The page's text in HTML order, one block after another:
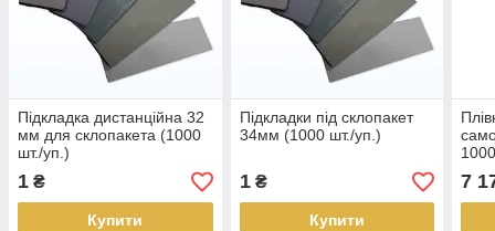
Підкладка дистанційна 32
мм для склопакета (1000
шт./уп.)
1 ₴
Купити
Підкладки під склопакет
34мм (1000 шт./уп.)
1₴
Купити
7